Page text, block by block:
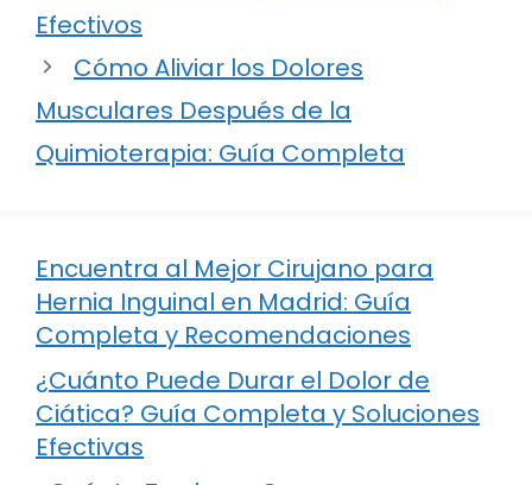
Efectivos
Cómo Aliviar los Dolores
Musculares Después de la
Quimioterapia: Guía Completa
Encuentra al Mejor Cirujano para
Hernia Inguinal en Madrid: Guía
Completa y Recomendaciones
¿Cuánto Puede Durar el Dolor de
Ciática? Guía Completa y Soluciones
Efectivas